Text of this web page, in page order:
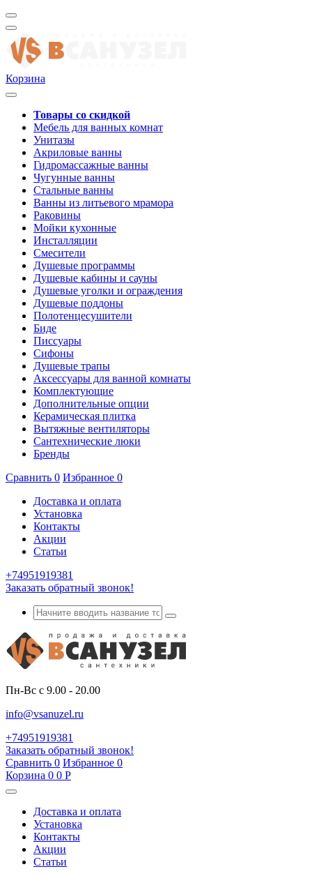
Корзина
Товары со скидкой
Мебель для ванных комнат
Унитазы
Акриловые ванны
Гидромассажные ванны
Чугунные ванны
Стальные ванны
Ванны из литьевого мрамора
Раковины
Мойки кухонные
Инсталляции
Смесители
Душевые программы
Душевые кабины и сауны
Душевые уголки и ограждения
Душевые поддоны
Полотенцесушители
Биде
Писсуары
Сифоны
Душевые трапы
Аксессуары для ванной комнаты
Комплектующие
Дополнительные опции
Керамическая плитка
Вытяжные вентиляторы
Сантехнические люки
Бренды
Сравнить 0 Избранное 0
Доставка и оплата
Установка
Контакты
Акции
Статьи
+74951919381
Заказать обратный звонок!
Пн-Вс с 9.00 - 20.00
info@vsanuzel.ru
+74951919381
Заказать обратный звонок!
Сравнить 0 Избранное 0
Корзина 0 0 Р
Доставка и оплата
Установка
Контакты
Акции
Статьи